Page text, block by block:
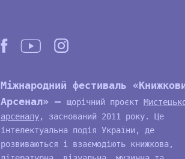
Міжнародний фестиваль
Арсенал» —
щорічний проєкт
арсеналу, заснований 2011 року. Це
інтелектуальна подія України, де
розвиваються і взаємодіють книжкова,